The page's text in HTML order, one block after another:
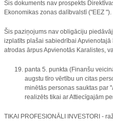
Šis dokuments nav prospekts
Ekonomikas zonas dalībvalstī ("EEZ ").
Šis paziņojums nav obligāciju
izplatīts plašai sabiedrībai
atrodas ārpus Apvienotās Karalistes,
panta 5. punkta (Finanšu
augstu tīro vērtību un citas
minētās personas sauktas par
realizēts tikai ar Attiecīgajām
TIKAI PROFESIONĀLI INVESTORI -